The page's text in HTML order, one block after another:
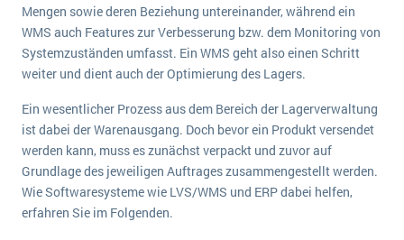
Lebensmittelindustrie
Logistik
Produktion
Services
Textil und Mode
Vermietung
Versorgung
Ein WMS implementieren: Das sind die 6
wichtigsten Punkte, die es zu beachten gilt
ERP-Software für Abfallentsorger
Digitale Arbeitsaufträge in Ihrem ERP- oder FSM-System: clever und effizient
MEHR ÜBER ERP-SOFTWARE
Mengen sowie deren Beziehung untereinander, während ein
WMS auch Features zur Verbesserung bzw. dem Monitoring von
Systemzuständen umfasst. Ein WMS geht also einen Schritt
weiter und dient auch der Optimierung des Lagers.
Ein wesentlicher Prozess aus dem Bereich der Lagerverwaltung
ist dabei der Warenausgang. Doch bevor ein Produkt versendet
werden kann, muss es zunächst verpackt und zuvor auf
Grundlage des jeweiligen Auftrages zusammengestellt werden.
Wie Softwaresysteme wie LVS/WMS und ERP dabei helfen,
erfahren Sie im Folgenden.